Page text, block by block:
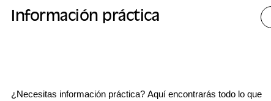
Información práctica
¿Necesitas información práctica? Aquí encontrarás todo lo que